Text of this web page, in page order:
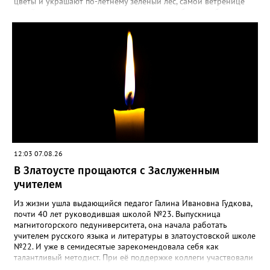
силы перед долгой зимовкой.
12:03 07.08.26
В Златоусте прощаются с Заслуженным
учителем
Из жизни ушла выдающийся педагог Галина Ивановна Гудкова,
почти 40 лет руководившая школой №23. Выпускница
магнитогорского педуниверситета, она начала работать
учителем русского языка и литературы в златоустовской школе
№22. И уже в семидесятые зарекомендовала себя как
талантливый методист. При её поддержке коллеги участвовали